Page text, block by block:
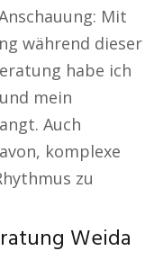
Mit
während dieser
habe ich
mein
Auch
komplexe
zu
Weida